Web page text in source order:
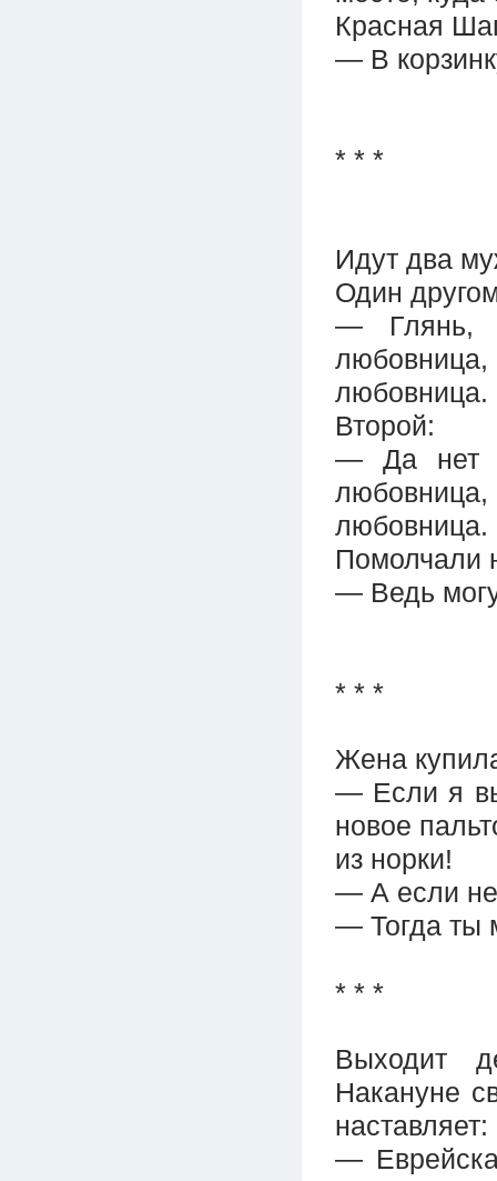
Красная
— В
* * *
Идут два
Один
— Глянь,
любовница.
Второй:
— Да нет
любовница.
Помолчали
— Ведь
* * *
Жена
— Если я
новое
из норки!
— А если
— Тогда ты
* * *
Выходит
Накануне
наставляет:
—